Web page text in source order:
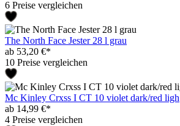
6 Preise vergleichen
The North Face Jester 28 l grau
ab 53,20 €*
10 Preise vergleichen
Mc Kinley Crxss I CT 10 violet dark/red ligh
ab 14,99 €*
4 Preise vergleichen